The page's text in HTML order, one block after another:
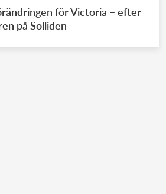
för Victoria – efter
på Solliden